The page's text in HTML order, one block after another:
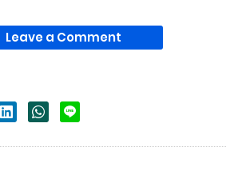
Leave a Comment